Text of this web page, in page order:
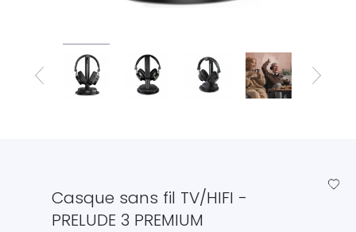
Casque sans fil TV/HIFI -
PRELUDE 3 PREMIUM
favorite_border